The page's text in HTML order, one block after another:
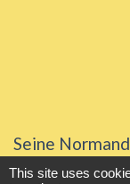
Seine
Office de
This site uses